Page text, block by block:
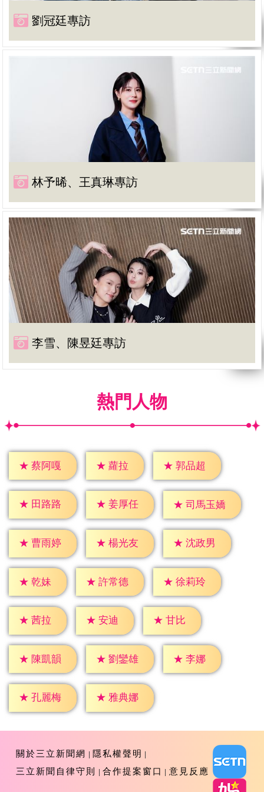
劉冠廷專訪
林予晞、王真琳專訪
李雪、陳昱廷專訪
熱門人物
★ 蔡阿嘎 ★ 蘿拉 ★ 郭品超
★ 田路路 ★ 姜厚任 ★ 司馬玉嬌
★ 曹雨婷 ★ 楊光友 ★ 沈政男
★ 乾妹 ★ 許常德 ★ 徐莉玲
★ 茜拉 ★ 安迪 ★ 甘比
★ 陳凱韻 ★ 劉鑾雄 ★ 李娜
★ 孔麗梅 ★ 雅典娜
關於三立新聞網
隱私權聲明
三立新聞自律守則
合作提案窗口 意見反應